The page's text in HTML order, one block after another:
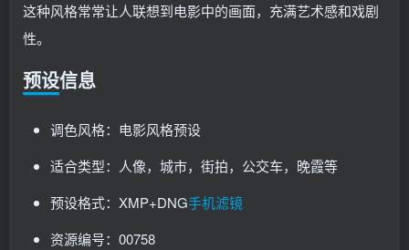
这种风格常常让人联想到电影中的画面，充满艺术感和戏剧
性。
预设信息
调色风格：电影风格预设
适合类型：人像，城市，街拍，公交车，晚霞等
预设格式：XMP+DNG手机滤镜
资源编号：00758